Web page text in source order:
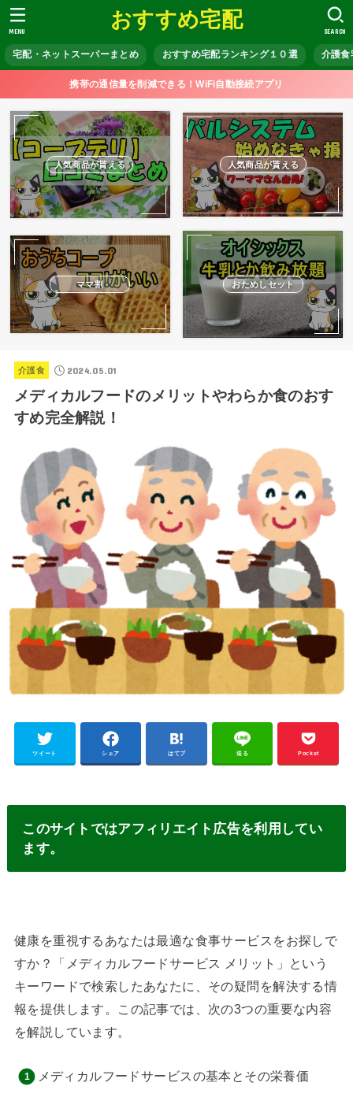
おすすめ宅配
宅配・ネットスーパーまとめ おすすめ宅配ランキング１０選 介護食
SEARCH
MENU
携帯の通信量を削減できる！WiFi自動接続アプリ
人気商品が貰える 人気商品が貰える
ママ割 おためしセット
介護食 2024.05.01
メディカルフードのメリットやわらか食のおす
すめ完全解説！
ツイート シェア はてブ 送る Pocket
このサイトではアフィリエイト広告を利用してい
ます。
健康を重視するあなたは最適な食事サービスをお探しで
すか？「メディカルフードサービス メリット」という
キーワードで検索したあなたに、その疑問を解決する情
報を提供します。この記事では、次の3つの重要な内容
を解説しています。
メディカルフードサービスの基本とその栄養価